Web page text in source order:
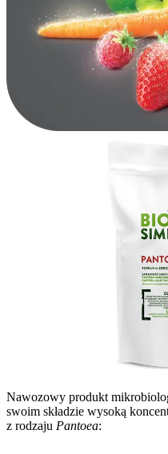
Nawozowy produkt
swoim składzie wysoką
z rodzaju Pantoea: